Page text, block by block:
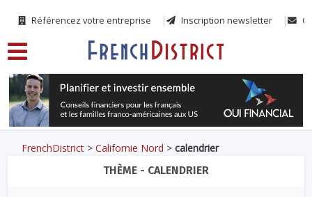
Référencez votre entreprise Inscription newsletter
FrenchDistrict >Californie Nord >calendrier
THÈME - CALENDRIER